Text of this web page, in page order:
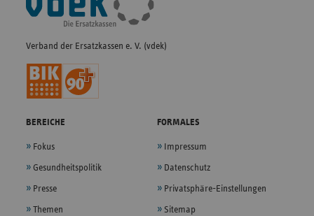
Navigation
Verband der Ersatzkassen e. V. (vdek)
BEREICHE
Fokus
Gesundheitspolitik
Presse
Themen
FORMALES
Impressum
Datenschutz
Privatsphäre-Einstellungen
Sitemap